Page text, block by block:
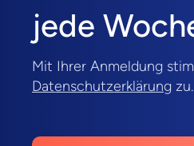
jede
Mit Ihrer Anmeldung
Datenschutzerklärung zu.